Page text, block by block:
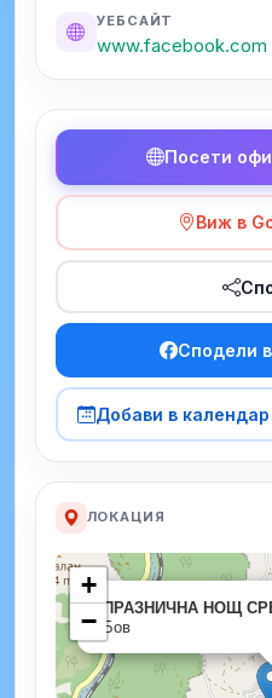
УЕБСАЙТ
www.facebook.com
Посети
Виж в
Сподели
Добави в календар
ЛОКАЦИЯ
ПРАЗНИЧНА НОЩ
Бов
+
−